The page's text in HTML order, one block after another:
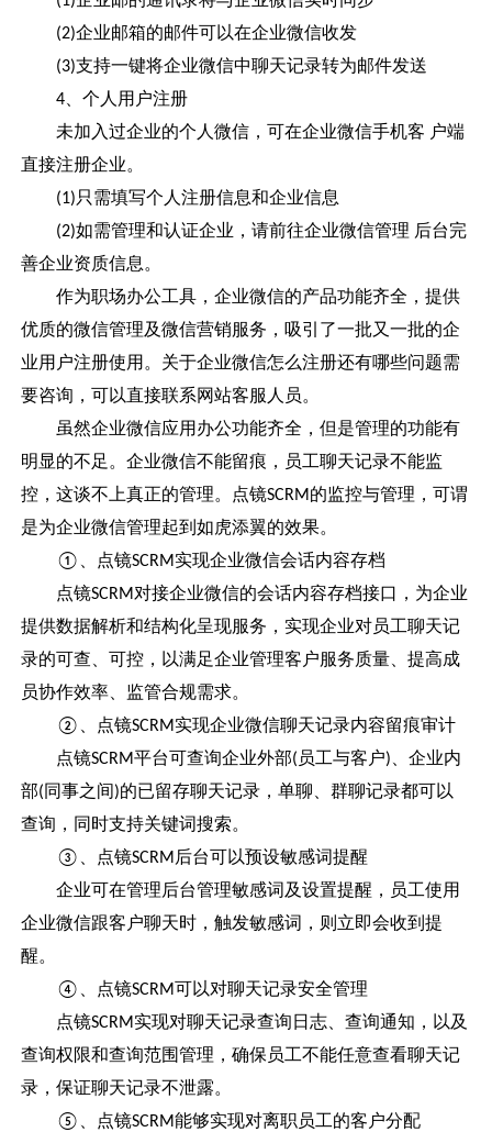
(2)企业邮箱的邮件可以在企业微信收发
(3)支持一键将企业微信中聊天记录转为邮件发送
4、个人用户注册
未加入过企业的个人微信，可在企业微信手机客 户端
直接注册企业。
(1)只需填写个人注册信息和企业信息
(2)如需管理和认证企业，请前往企业微信管理 后台完
善企业资质信息。
作为职场办公工具，企业微信的产品功能齐全，提供
优质的微信管理及微信营销服务，吸引了一批又一批的企
业用户注册使用。关于企业微信怎么注册还有哪些问题需
要咨询，可以直接联系网站客服人员。
虽然企业微信应用办公功能齐全，但是管理的功能有
明显的不足。企业微信不能留痕，员工聊天记录不能监
控，这谈不上真正的管理。点镜SCRM的监控与管理，可谓
是为企业微信管理起到如虎添翼的效果。
① 、点镜SCRM实现企业微信会话内容存档
点镜SCRM对接企业微信的会话内容存档接口，为企业
提供数据解析和结构化呈现服务，实现企业对员工聊天记
录的可查、可控，以满足企业管理客户服务质量、提高成
员协作效率、监管合规需求。
② 、点镜SCRM实现企业微信聊天记录内容留痕审计
点镜SCRM平台可查询企业外部( 员工与客户)、企业内
部(同事之间)的已留存聊天记录，单聊、群聊记录都可以
查询，同时支持关键词搜索。
③ 、点镜SCRM后台可以预设敏感词提醒
企业可在管理后台管理敏感词及设置提醒，员工使用
企业微信跟客户聊天时，触发敏感词，则立即会收到提
醒。
④ 、点镜SCRM可以对聊天记录安全管理
点镜SCRM实现对聊天记录查询日志、查询通知，以及
查询权限和查询范围管理，确保员工不能任意查看聊天记
录，保证聊天记录不泄露。
⑤ 、点镜SCRM能够实现对离职员工的客户分配